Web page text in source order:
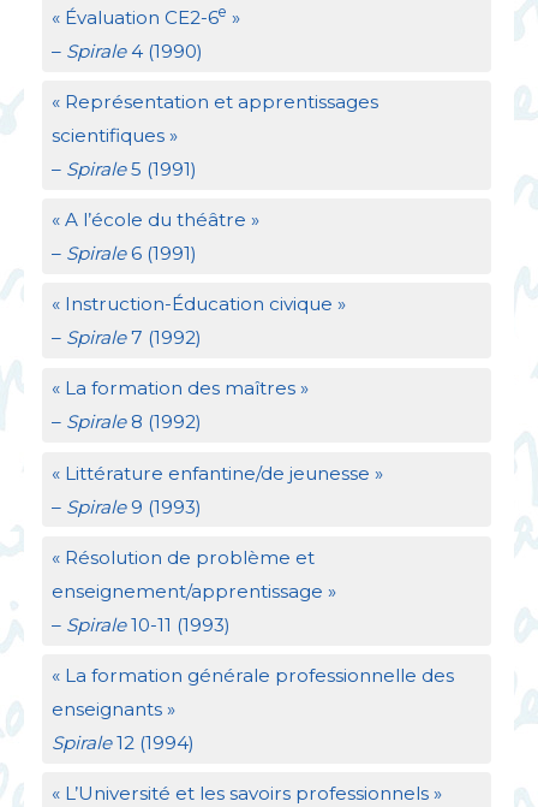
« Évaluation CE2-6e »
– Spirale4 (1990)
« Représentation et apprentissages
scientifiques »
– Spirale5 (1991)
« A l’école du théâtre »
– Spirale6 (1991)
« Instruction-Éducation civique »
– Spirale7 (1992)
« La formation des maîtres »
– Spirale8 (1992)
« Littérature enfantine/de jeunesse »
– Spirale9 (1993)
« Résolution de problème et
enseignement/apprentissage »
– Spirale10-11 (1993)
« La formation générale professionnelle des
enseignants »
Spirale12 (1994)
« L’Université et les savoirs professionnels »